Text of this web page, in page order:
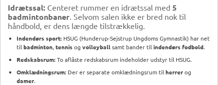
Idrætssal: Centeret rummer en idrætssal med 5
badmintonbaner . Selvom salen ikke er bred nok til
håndbold, er dens længde tilstrækkelig.
Indendørs sport: HSUG (Hunderup-Sejstrup Ungdoms Gymnastik) har net
tilbadminton, tennisog volleyballsamt bander tilindendørs fodbold.
Redskabsrum:To aflåste redskabsrum indeholder udstyr til HSUG.
Omklædningsrum: Der er separate omklædningsrum tilherrerog
damer.